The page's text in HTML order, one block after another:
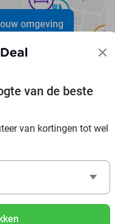
van de beste
van kortingen tot wel
omgeving
haal deal-
Umgebung
mit Rabatt, von
Land
erlebe einen